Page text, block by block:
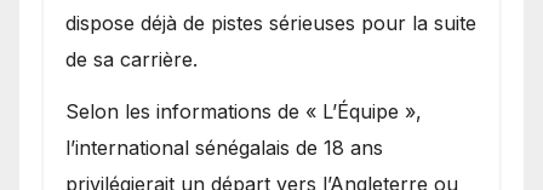
dispose déjà de pistes sérieuses pour la suite
de sa carrière.
Selon les informations de « L’Équipe »,
l’international sénégalais de 18 ans
privilégierait un départ vers l’Angleterre ou